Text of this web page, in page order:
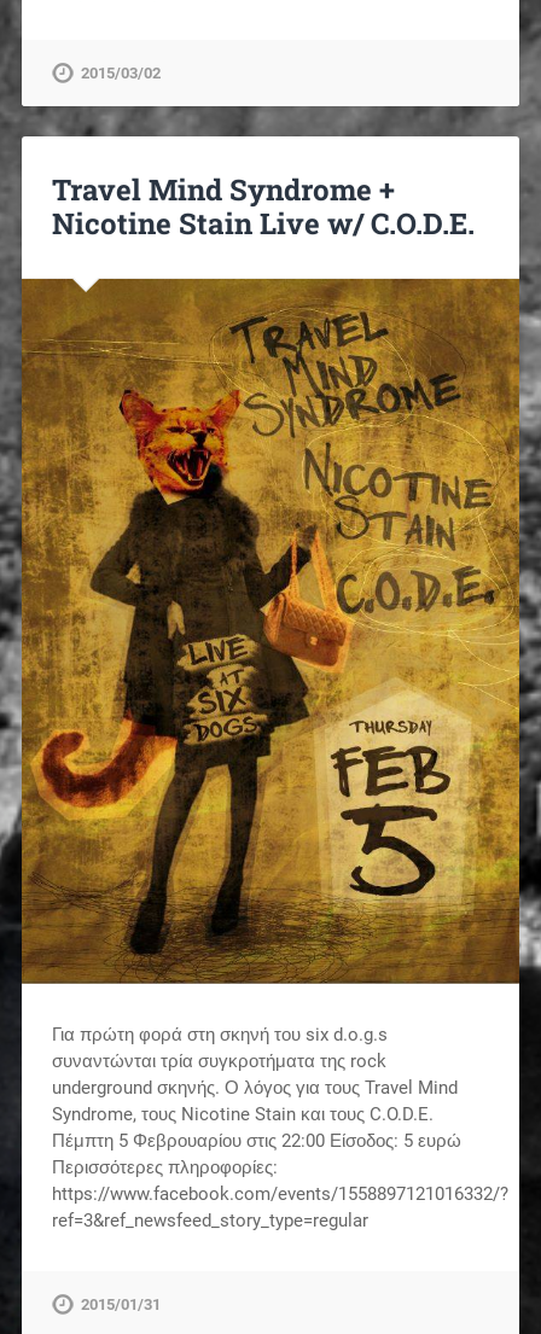
2015/03/02
Travel Mind Syndrome +
Nicotine Stain Live w/ C.O.D.E.
Για πρώτη φορά στη σκηνή του six d.o.g.s
συναντώνται τρία συγκροτήματα της rock
underground σκηνής. Ο λόγος για τους Travel Mind
Syndrome, τους Nicotine Stain και τους C.O.D.E.
Πέμπτη 5 Φεβρουαρίου στις 22:00 Είσοδος: 5 ευρώ
Περισσότερες πληροφορίες:
https://www.facebook.com/events/1558897121016332/?
ref=3&ref_newsfeed_story_type=regular
2015/01/31